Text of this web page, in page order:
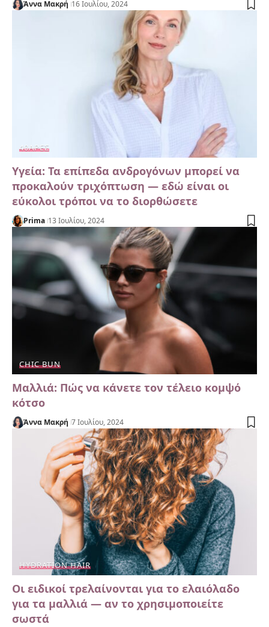
Άννα Μακρή 16 Ιουλίου, 2024
40ΑΡΕΣ
Υγεία: Τα επίπεδα ανδρογόνων μπορεί να
προκαλούν τριχόπτωση — εδώ είναι οι
εύκολοι τρόποι να το διορθώσετε
Prima 13 Ιουλίου, 2024
CHIC BUN
Μαλλιά: Πώς να κάνετε τον τέλειο κομψό
κότσο
Άννα Μακρή 7 Ιουλίου, 2024
HYDRATION HAIR
Οι ειδικοί τρελαίνονται για το ελαιόλαδο
για τα μαλλιά — αν το χρησιμοποιείτε
σωστά